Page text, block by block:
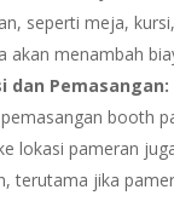
seperti meja,
akan menambah
dan Pemasangan:
booth
lokasi pameran
terutama jika